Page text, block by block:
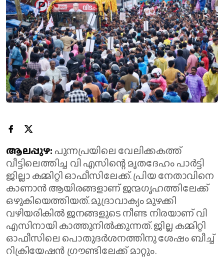
ആലപ്പുഴ: പുന്നപ്രയിലെ വേലിക്കകത്ത്
വീട്ടിലെത്തിച്ച വി എസിന്റെ മൃതദേഹം പാര്‍ട്ടി
ജില്ലാ കമ്മിറ്റി ഓഫീസിലേക്ക്. പ്രിയ നേതാവിനെ
കാണാൻ ആയിരങ്ങളാണ് ജന്മ​ഗൃഹത്തിലേക്ക്
ഒഴുകിയെത്തിയത്. മുദ്രാവാക്യം മുഴക്കി
വഴിയരികിൽ ജനങ്ങളുടെ നീണ്ട നിരയാണ് വി
എസിനായി കാത്തുനില്‍ക്കുന്നത്. ജില്ല കമ്മിറ്റി
ഓഫീസിലെ പൊതുദര്‍ശനത്തിനു ശേഷം ബീച്ച്
റിക്രിയേഷന്‍ ഗ്രൗണ്ടിലേക്ക് മാറ്റും.